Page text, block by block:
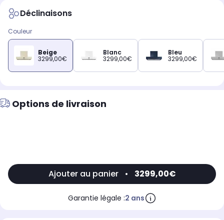
Déclinaisons
Couleur
Beige
3299,00€
Blanc
3299,00€
Bleu
3299,00€
Options de livraison
Ajouter au panier • 3299,00€
Garantie légale :2 ans